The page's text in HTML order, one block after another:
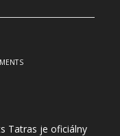
Tatras je oficiálny